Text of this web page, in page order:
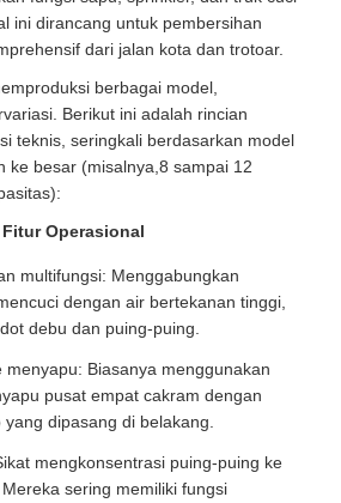
ini dirancang untuk pembersihan
dari jalan kota dan trotoar.
berbagai model,
Berikut ini adalah rincian
teknis, seringkali berdasarkan model
ke besar (misalnya,8 sampai 12
Operasional
multifungsi: Menggabungkan
dengan air bertekanan tinggi,
debu dan puing-puing.
menyapu: Biasanya menggunakan
pusat empat cakram dengan
yang dipasang di belakang.
mengkonsentrasi puing-puing ke
sering memiliki fungsi